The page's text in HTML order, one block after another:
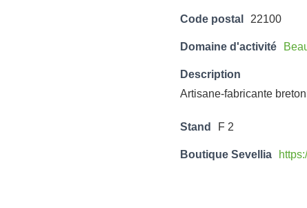
Code postal 22100
Domaine d'activité
Description
Artisane-fabricante
Stand F 2
Boutique Sevellia